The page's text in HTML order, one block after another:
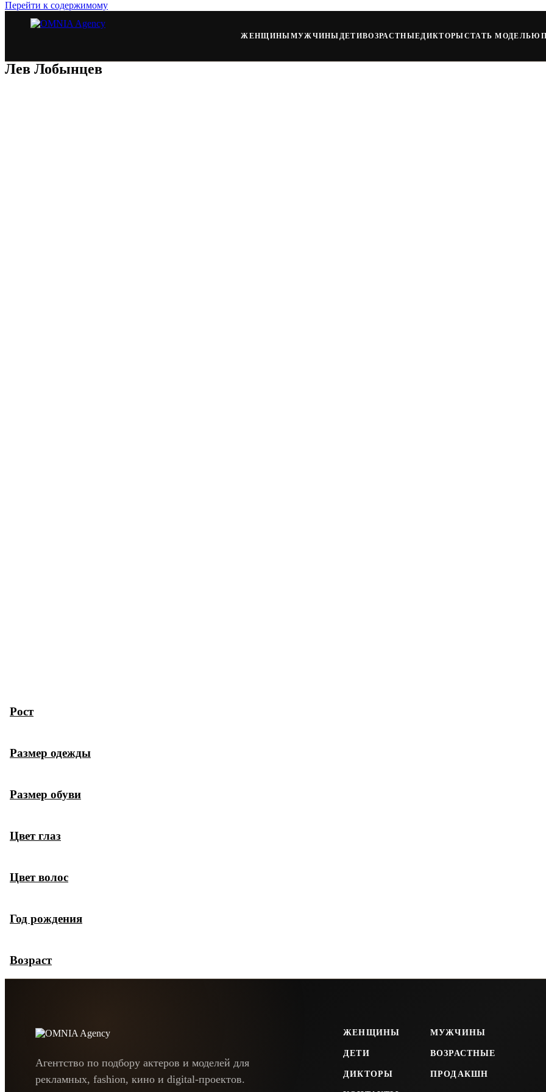
Перейти к содержимому
ЖЕНЩИНЫМУЖЧИНЫ ДЕТИВОЗРАСТНЫЕДИКТОРЫСТАТЬ МОДЕЛЬЮ
Лев Лобынцев
Рост
Размер одежды
Размер обуви
Цвет глаз
Цвет волос
Год рождения
Возраст
Агентство по подбору актеров и моделей для
рекламных, fashion, кино и digital-проектов.
ЖЕНЩИНЫ МУЖЧИНЫ
ДЕТИ ВОЗРАСТНЫЕ
ДИКТОРЫ ПРОДАКШН